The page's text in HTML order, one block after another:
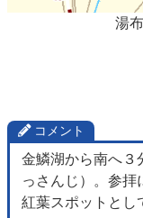
湯
コメント
金鱗湖から南へ３
っさんじ）。参拝
紅葉スポットとし